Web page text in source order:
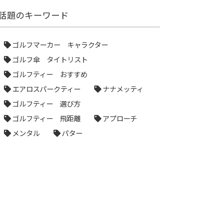
題のキーワード
ゴルフマーカー キャラクター
ゴルフ傘 タイトリスト
ゴルフティー おすすめ
エアロスパークティー
ナナメッティ
ゴルフティー 選び方
ゴルフティー 飛距離
アプローチ
メンタル
パター